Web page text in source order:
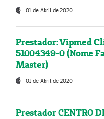
01 de Abril de 2020
Prestador: Vipmed
51004349-0 (Nome
Master)
01 de Abril de 2020
Prestador CENTRO